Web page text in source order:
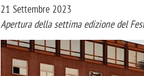
21 Settembre 2023
Apertura della settima edizione del
Immagine